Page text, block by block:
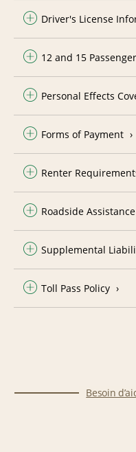
Driver's License
12 and 15
Personal Effects
Forms of Payment
Renter
Roadside Assistance
Supplemental
Toll Pass Policy
Besoin